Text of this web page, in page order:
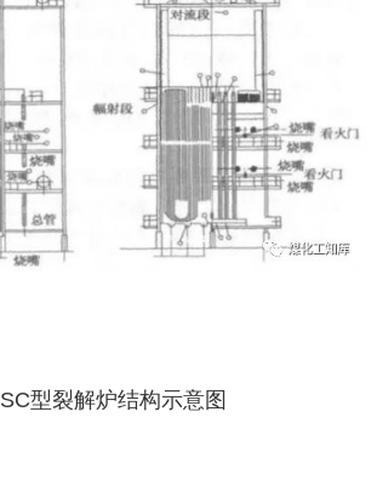
型裂解炉结构示意图